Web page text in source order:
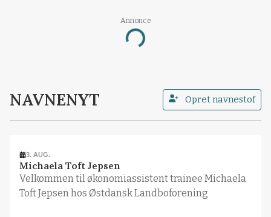
Annonce
Loading...
NAVNENYT Opret navnestof
3. AUG.
Michaela Toft Jepsen
Velkommen til økonomiassistent trainee Michaela
Toft Jepsen hos Østdansk Landboforening